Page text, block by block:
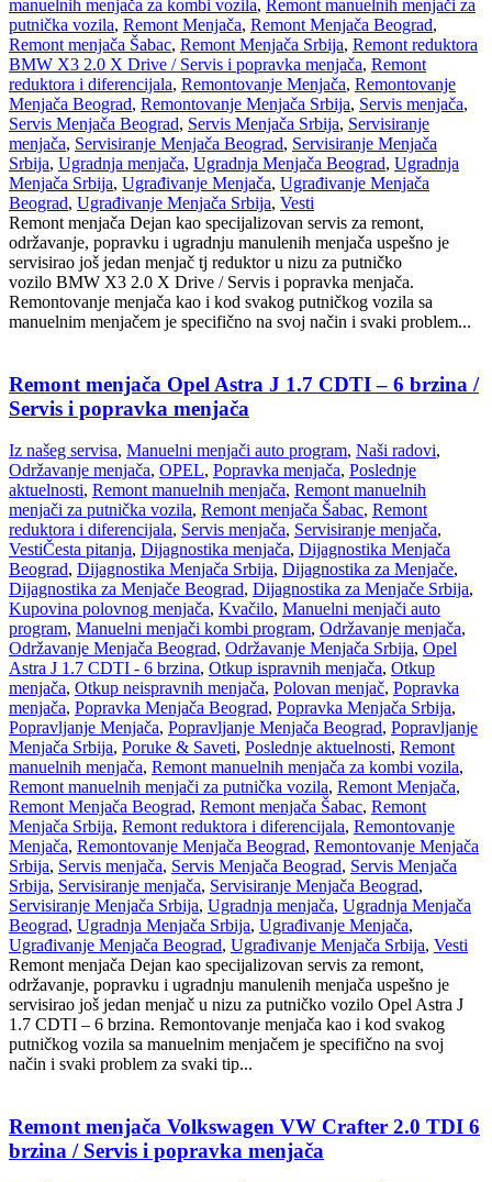
manuelnih menjača za kombi vozila, Remont manuelnih menjači za
putnička vozila, Remont Menjača, Remont Menjača Beograd,
Remont menjača Šabac, Remont Menjača Srbija, Remont reduktora
BMW X3 2.0 X Drive / Servis i popravka menjača, Remont
reduktora i diferencijala, Remontovanje Menjača, Remontovanje
Menjača Beograd, Remontovanje Menjača Srbija, Servis menjača,
Servis Menjača Beograd, Servis Menjača Srbija, Servisiranje
menjača, Servisiranje Menjača Beograd, Servisiranje Menjača
Srbija, Ugradnja menjača, Ugradnja Menjača Beograd, Ugradnja
Menjača Srbija, Ugrađivanje Menjača, Ugrađivanje Menjača
Beograd, Ugrađivanje Menjača Srbija, Vesti
Remont menjača Dejan kao specijalizovan servis za remont,
održavanje, popravku i ugradnju manulenih menjača uspešno je
servisirao još jedan menjač tj reduktor u nizu za putničko
vozilo BMW X3 2.0 X Drive / Servis i popravka menjača.
Remontovanje menjača kao i kod svakog putničkog vozila sa
manuelnim menjačem je specifično na svoj način i svaki problem...
Remont menjača Opel Astra J 1.7 CDTI – 6 brzina /
Servis i popravka menjača
Iz našeg servisa, Manuelni menjači auto program, Naši radovi,
Održavanje menjača, OPEL, Popravka menjača, Poslednje
aktuelnosti, Remont manuelnih menjača, Remont manuelnih
menjači za putnička vozila, Remont menjača Šabac, Remont
reduktora i diferencijala, Servis menjača, Servisiranje menjača,
VestiČesta pitanja, Dijagnostika menjača, Dijagnostika Menjača
Beograd, Dijagnostika Menjača Srbija, Dijagnostika za Menjače,
Dijagnostika za Menjače Beograd, Dijagnostika za Menjače Srbija,
Kupovina polovnog menjača, Kvačilo, Manuelni menjači auto
program, Manuelni menjači kombi program, Održavanje menjača,
Održavanje Menjača Beograd, Održavanje Menjača Srbija, Opel
Astra J 1.7 CDTI - 6 brzina, Otkup ispravnih menjača, Otkup
menjača, Otkup neispravnih menjača, Polovan menjač, Popravka
menjača, Popravka Menjača Beograd, Popravka Menjača Srbija,
Popravljanje Menjača, Popravljanje Menjača Beograd, Popravljanje
Menjača Srbija, Poruke & Saveti, Poslednje aktuelnosti, Remont
manuelnih menjača, Remont manuelnih menjača za kombi vozila,
Remont manuelnih menjači za putnička vozila, Remont Menjača,
Remont Menjača Beograd, Remont menjača Šabac, Remont
Menjača Srbija, Remont reduktora i diferencijala, Remontovanje
Menjača, Remontovanje Menjača Beograd, Remontovanje Menjača
Srbija, Servis menjača, Servis Menjača Beograd, Servis Menjača
Srbija, Servisiranje menjača, Servisiranje Menjača Beograd,
Servisiranje Menjača Srbija, Ugradnja menjača, Ugradnja Menjača
Beograd, Ugradnja Menjača Srbija, Ugrađivanje Menjača,
Ugrađivanje Menjača Beograd, Ugrađivanje Menjača Srbija, Vesti
Remont menjača Dejan kao specijalizovan servis za remont,
održavanje, popravku i ugradnju manulenih menjača uspešno je
servisirao još jedan menjač u nizu za putničko vozilo Opel Astra J
1.7 CDTI – 6 brzina. Remontovanje menjača kao i kod svakog
putničkog vozila sa manuelnim menjačem je specifično na svoj
način i svaki problem za svaki tip...
Remont menjača Volkswagen VW Crafter 2.0 TDI 6
brzina / Servis i popravka menjača